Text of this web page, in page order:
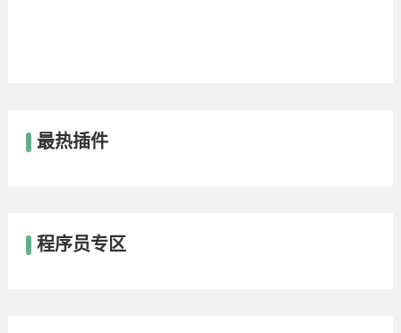
最热插件
程序员专区